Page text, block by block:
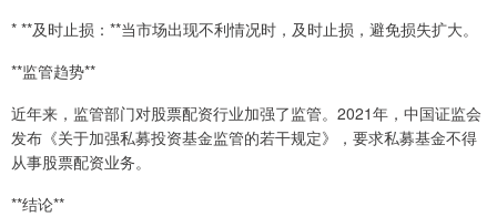
* **及时止损：**当市场出现不利情况时，及时止损，避免损失扩大。
**监管趋势**
近年来，监管部门对股票配资行业加强了监管。2021年，中国证监会
发布《关于加强私募投资基金监管的若干规定》，要求私募基金不得
从事股票配资业务。
**结论**